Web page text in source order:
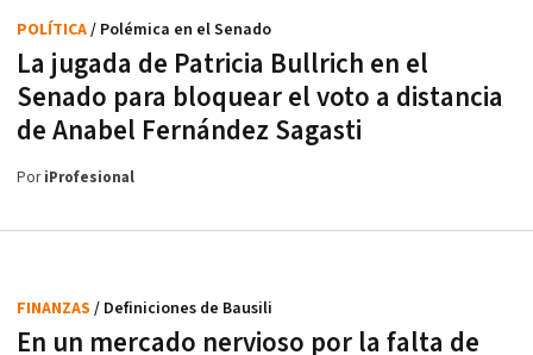
La jugada de Patricia Bullrich en el
Senado para bloquear el voto a distancia
de Anabel Fernández Sagasti
POLÍTICA/ Polémica en el Senado
PoriProfesional
En un mercado nervioso por la falta de
FINANZAS / Definiciones de Bausili